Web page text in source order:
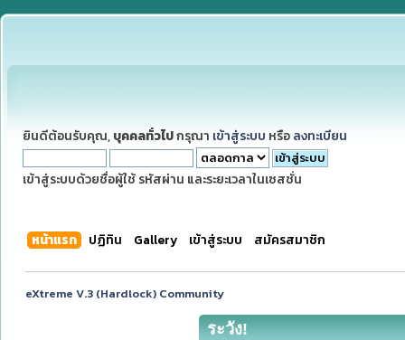
ยินดีต้อนรับคุณ, บุคคลทั่วไปกรุณา เข้าสู่ระบบ หรือ ลงทะเบียน
เข้าสู่ระบบด้วยชื่อผู้ใช้ รหัสผ่าน และระยะเวลาในเซสชั่น
หน้าแรก ปฏิทิน Gallery เข้าสู่ระบบ สมัครสมาชิก
eXtreme V.3 (Hardlock) Community
ระวัง!